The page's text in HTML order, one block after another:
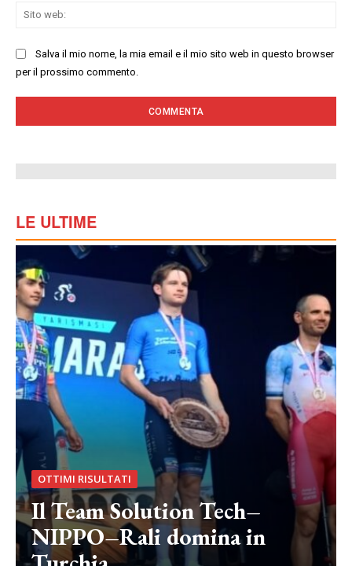
Salva il mio nome, la mia email e il mio sito web in questo browser
per il prossimo commento.
LE ULTIME
OTTIMI RISULTATI
Il Team Solution Tech–
NIPPO–Rali domina in